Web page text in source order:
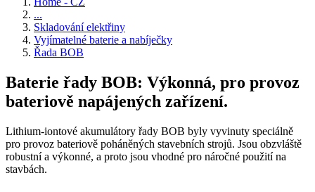
...
Skladování elektřiny
Vyjímatelné baterie a nabíječky
Řada BOB
Baterie řady BOB: Výkonná, pro provoz
bateriově napájených zařízení.
Lithium-iontové akumulátory řady BOB byly vyvinuty speciálně
pro provoz bateriově poháněných stavebních strojů. Jsou obzvláště
robustní a výkonné, a proto jsou vhodné pro náročné použití na
stavbách.